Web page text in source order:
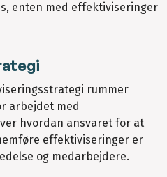
enten med effektiviseringer
rummer
arbejdet med
hvordan ansvaret for at
effektiviseringer er
og medarbejdere.